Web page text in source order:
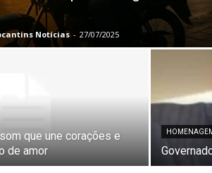
Notícias - 27/07/2025
que une corações e
de amor